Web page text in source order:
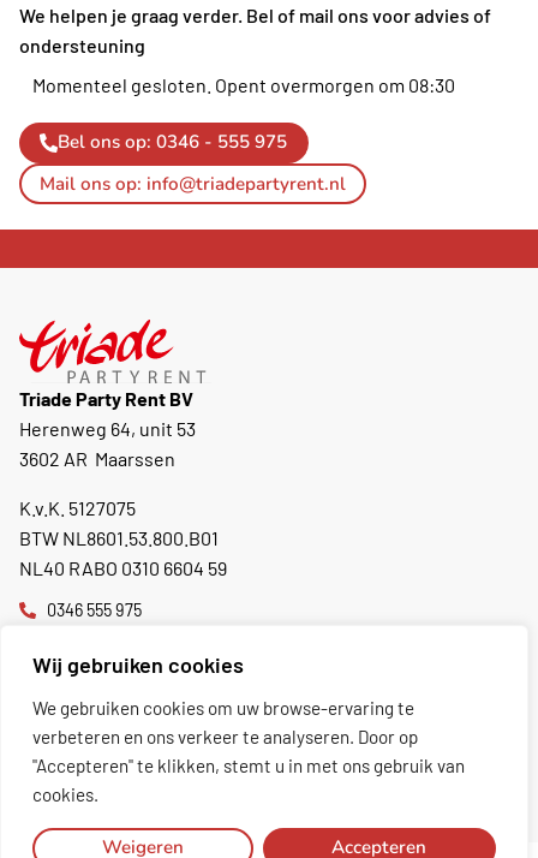
Wij gebruiken cookies
We gebruiken cookies om uw browse-ervaring te
verbeteren en ons verkeer te analyseren. Door op
"Accepteren" te klikken, stemt u in met ons gebruik van
cookies.
Weigeren Accepteren
We helpen je graag verder. Bel of mail ons voor advies of
ondersteuning
Momenteel gesloten. Opent overmorgen om 08:30
Bel ons op: 0346 - 555 975
Mail ons op: info@triadepartyrent.nl
Triade Party Rent BV
Herenweg 64, unit 53
3602 AR Maarssen
K.v.K. 5127075
BTW NL8601.53.800.B01
NL40 RABO 0310 6604 59
0346 555 975
Momenteel gesloten.Opent overmorgen om 08:30
Toon excl. BTW